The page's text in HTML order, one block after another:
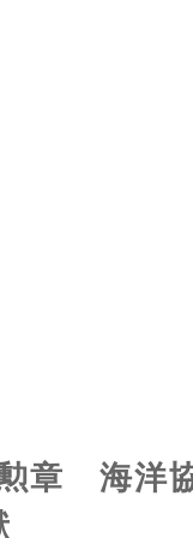
章 海洋